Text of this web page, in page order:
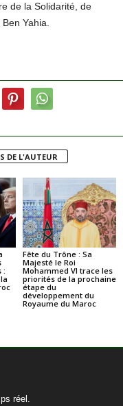
de la Solidarité, de
Yahia.
DE L'AUTEUR
:
Fête du Trône : Sa
Majesté le Roi
Mohammed VI trace les
priorités de la prochaine
étape du
développement du
Royaume du Maroc
réel.